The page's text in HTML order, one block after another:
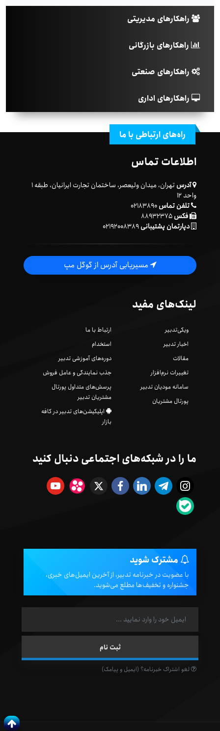
راهکارهای مدیریتی
راهکارهای بازرگانی
راهکارهای صنعتی
راهکارهای اداری
راه‌های ارتباطی با ما
اطلاعات تماس
آدرس
تهران، میدان ولیعصر، ساختمان تجارت ایرانیان، طبقه ۱
واحد ۱۲
تلفن تماس۰۲۱۸۳۸۹۰
فکس
دپارتمان پشتیبانی۰۲۱۹۲۰۰۸۳۸۹
مسیریابی آدرس از گوگل مپ
لینک‌های مفید
ویکی‌تدبیر
اخبار تدبیر
مقالات
تغییرات نرم‌افزار
سامانه مودیان تدبیر
پورتال مشتریان
ارتباط با ما
استخدام
دوره‌های آموزشی تدبیر
جذب نمایندگی و عامل فروش
پرسش‌های متداول پورتال
مشتریان تدبیر
اپلیکیشن‌های تدبیر در کافه
بازار
ما را در شبکه‌های اجتماعی دنبال کنید
مشترک شوید
با عضویت در خبرنامه تدبیر، از آخرین ایمیل‌های خبری،
جشنواره و تخفیف‌ها مطلع می‌شوید.
لغو اشتراک خبرنامه؟ (ایمیل و پیامک)